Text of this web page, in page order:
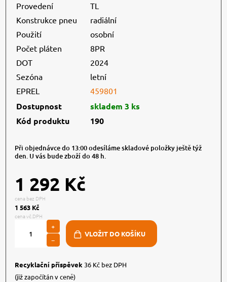
Provedení
TL
Konstrukce pneu
radiální
Použití
osobní
Počet pláten
8PR
DOT
2024
Sezóna
letní
EPREL
459801
Dostupnost
skladem 3 ks
Kód produktu
190
Při objednávce do 13:00 odesíláme skladové položky ještě týž
den. U vás bude zboží do 48 h.
1 292 Kč
cena bez DPH
1 563 Kč
cena vč.DPH
+
−
Recyklační příspěvek 36 Kč bez DPH
(již započítán v ceně)